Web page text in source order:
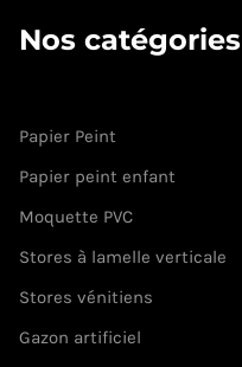
Nos catégories
Papier Peint
Papier peint enfant
Moquette PVC
Stores à lamelle verticale
Stores vénitiens
Gazon artificiel